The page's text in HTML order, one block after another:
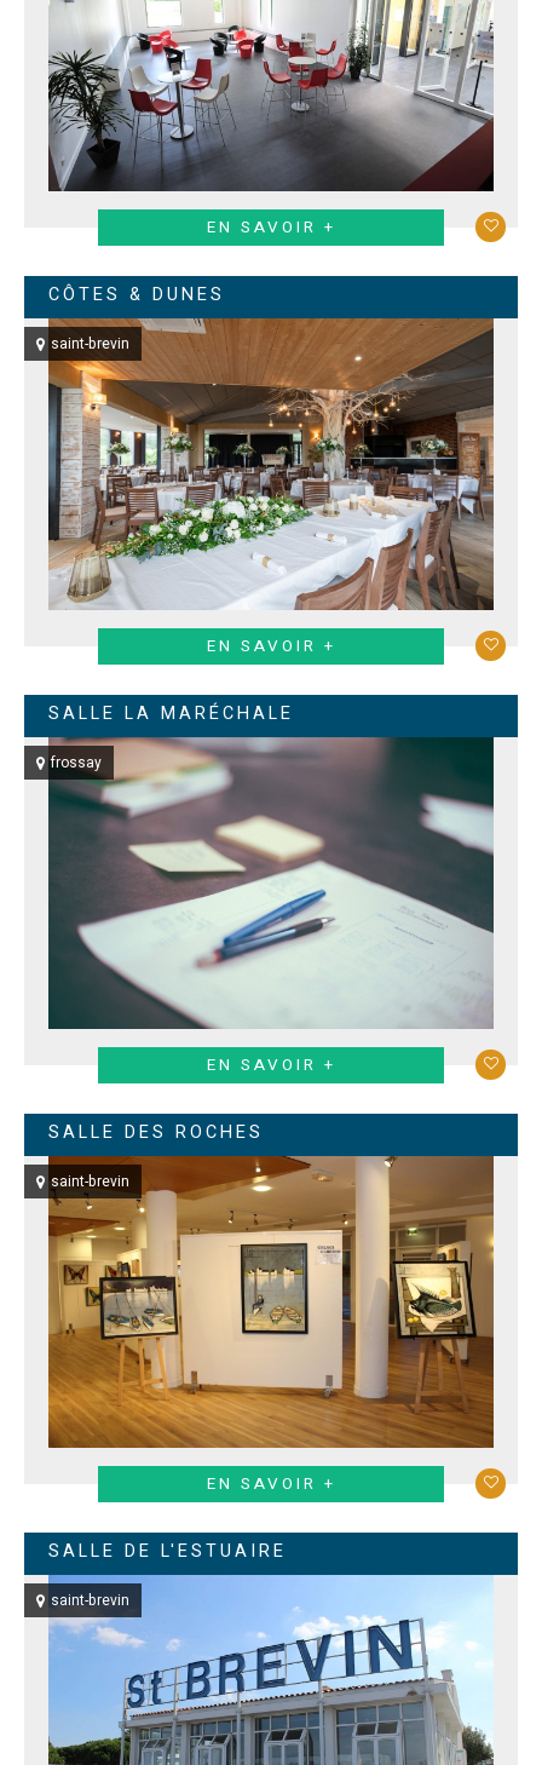
EN SAVOIR +
CÔTES & DUNES
saint-brevin
EN SAVOIR +
SALLE LA MARÉCHALE
frossay
EN SAVOIR +
SALLE DES ROCHES
saint-brevin
EN SAVOIR +
SALLE DE L'ESTUAIRE
saint-brevin